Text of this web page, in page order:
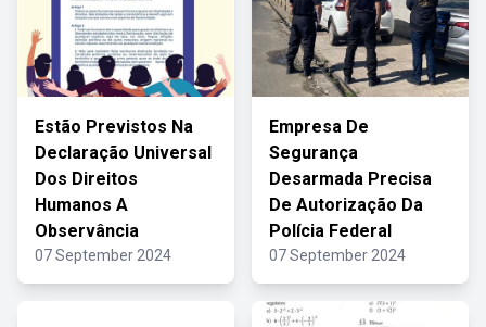
Estão Previstos Na
Declaração Universal
Dos Direitos
Humanos A
Observância
07 September 2024
Empresa De
Segurança
Desarmada Precisa
De Autorização Da
Polícia Federal
07 September 2024